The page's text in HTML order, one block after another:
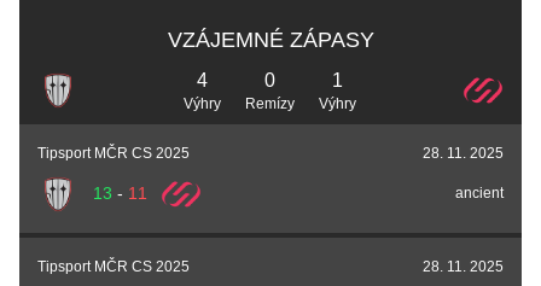
VZÁJEMNÉ ZÁPASY
4
Výhry
0
Remízy
1
Výhry
Tipsport MČR CS 2025 28. 11. 2025
13 - 11 ancient
Tipsport MČR CS 2025 28. 11. 2025